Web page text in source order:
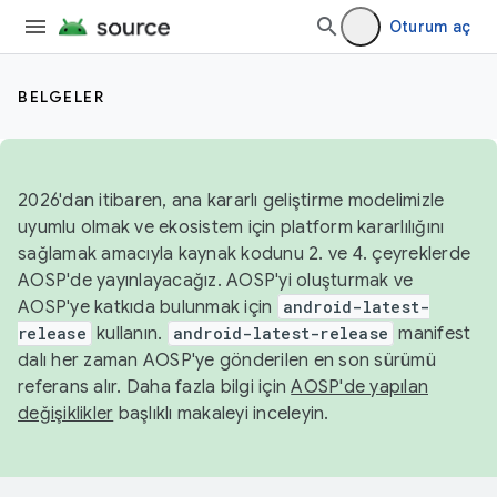
Oturum aç
BELGELER
2026'dan itibaren, ana kararlı geliştirme modelimizle
uyumlu olmak ve ekosistem için platform kararlılığını
sağlamak amacıyla kaynak kodunu 2. ve 4. çeyreklerde
AOSP'de yayınlayacağız. AOSP'yi oluşturmak ve
AOSP'ye katkıda bulunmak için
android-latest-
release kullanın. android-latest-release manifest
dalı her zaman AOSP'ye gönderilen en son sürümü
referans alır. Daha fazla bilgi içinAOSP'de yapılan
değişiklikler başlıklı makaleyi inceleyin.